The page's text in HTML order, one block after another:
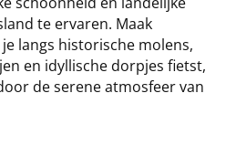
te ervaren. Maak
langs historische molens,
en idyllische dorpjes fietst,
de serene atmosfeer van